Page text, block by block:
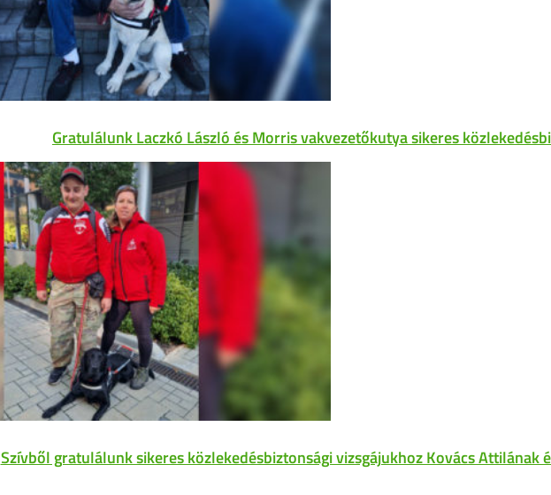
Gratulálunk Laczkó László és Morris vakvezetőkutya sikeres
Szívből gratulálunk sikeres közlekedésbiztonsági vizsgájukhoz Kovács Attilának